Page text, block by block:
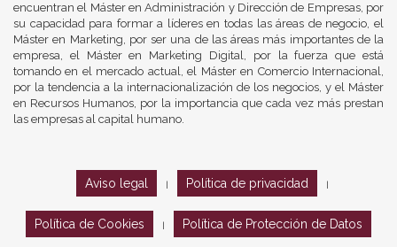
encuentran el Máster en Administración y Dirección de Empresas, por
su capacidad para formar a líderes en todas las áreas de negocio, el
Máster en Marketing, por ser una de las áreas más importantes de la
empresa, el Máster en Marketing Digital, por la fuerza que está
tomando en el mercado actual, el Máster en Comercio Internacional,
por la tendencia a la internacionalización de los negocios, y el Máster
en Recursos Humanos, por la importancia que cada vez más prestan
las empresas al capital humano.
Aviso legal Política de privacidad
Política de Cookies Política de Protección de Datos